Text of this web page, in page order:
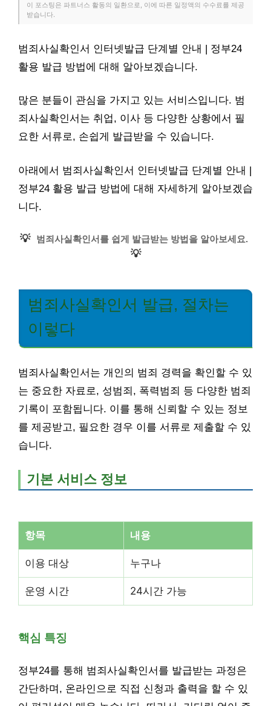
이 포스팅은 파트너스 활동의 일환으로, 이에 따른 일정액의 수수료를 제공
받습니다.
범죄사실확인서 인터넷발급 단계별 안내 | 정부24
활용 발급 방법에 대해 알아보겠습니다.
많은 분들이 관심을 가지고 있는 서비스입니다. 범
죄사실확인서는 취업, 이사 등 다양한 상황에서 필
요한 서류로, 손쉽게 발급받을 수 있습니다.
아래에서 범죄사실확인서 인터넷발급 단계별 안내 |
정부24 활용 발급 방법에 대해 자세하게 알아보겠습
니다.
💡 범죄사실확인서를 쉽게 발급받는 방법을 알아보세요.
💡
범죄사실확인서 발급, 절차는
이렇다
범죄사실확인서는 개인의 범죄 경력을 확인할 수 있
는 중요한 자료로, 성범죄, 폭력범죄 등 다양한 범죄
기록이 포함됩니다. 이를 통해 신뢰할 수 있는 정보
를 제공받고, 필요한 경우 이를 서류로 제출할 수 있
습니다.
기본 서비스 정보
항목 내용
이용 대상 누구나
운영 시간 24시간 가능
핵심 특징
정부24를 통해 범죄사실확인서를 발급받는 과정은
간단하며, 온라인으로 직접 신청과 출력을 할 수 있